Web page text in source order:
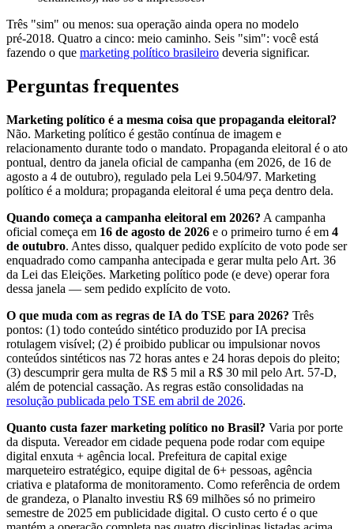
Três "sim" ou menos: sua operação ainda opera no modelo
pré-2018. Quatro a cinco: meio caminho. Seis "sim": você está
fazendo o que marketing político brasileiro deveria significar.
Perguntas frequentes
Marketing político é a mesma coisa que propaganda eleitoral?
Não. Marketing político é gestão contínua de imagem e
relacionamento durante todo o mandato. Propaganda eleitoral é o ato
pontual, dentro da janela oficial de campanha (em 2026, de 16 de
agosto a 4 de outubro), regulado pela Lei 9.504/97. Marketing
político é a moldura; propaganda eleitoral é uma peça dentro dela.
Quando começa a campanha eleitoral em 2026? A campanha
oficial começa em 16 de agosto de 2026 e o primeiro turno é em 4
de outubro. Antes disso, qualquer pedido explícito de voto pode ser
enquadrado como campanha antecipada e gerar multa pelo Art. 36
da Lei das Eleições. Marketing político pode (e deve) operar fora
dessa janela — sem pedido explícito de voto.
O que muda com as regras de IA do TSE para 2026? Três
pontos: (1) todo conteúdo sintético produzido por IA precisa
rotulagem visível; (2) é proibido publicar ou impulsionar novos
conteúdos sintéticos nas 72 horas antes e 24 horas depois do pleito;
(3) descumprir gera multa de R$ 5 mil a R$ 30 mil pelo Art. 57-D,
além de potencial cassação. As regras estão consolidadas na
resolução publicada pelo TSE em abril de 2026.
Quanto custa fazer marketing político no Brasil? Varia por porte
da disputa. Vereador em cidade pequena pode rodar com equipe
digital enxuta + agência local. Prefeitura de capital exige
marqueteiro estratégico, equipe digital de 6+ pessoas, agência
criativa e plataforma de monitoramento. Como referência de ordem
de grandeza, o Planalto investiu R$ 69 milhões só no primeiro
semestre de 2025 em publicidade digital. O custo certo é o que